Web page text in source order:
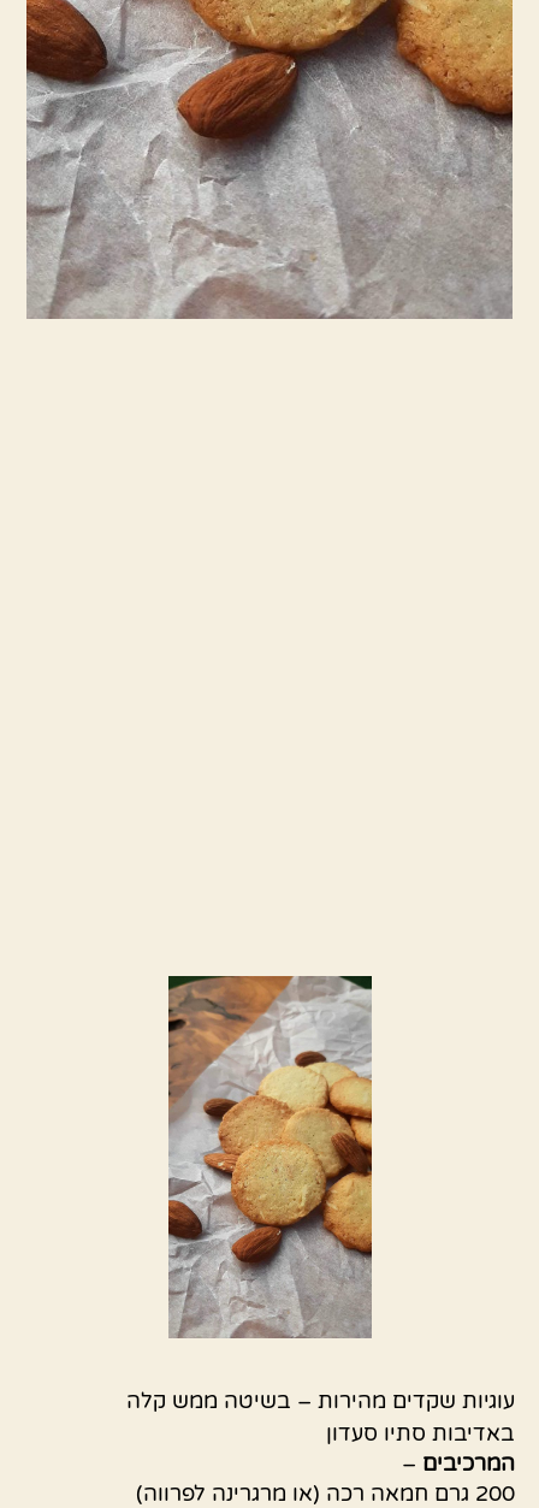
עוגיות שקדים מהירות – בשיטה ממש קלה
באדיבות סתיו סעדון
המרכיבים –
200 גרם חמאה רכה (או מרגרינה לפרווה)